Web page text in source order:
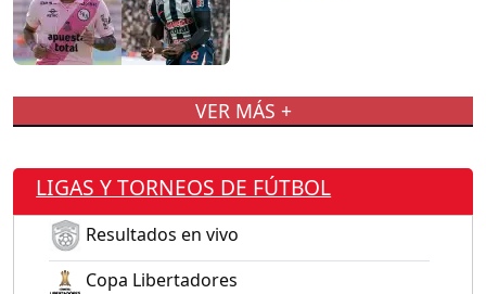
VER MÁS +
LIGAS Y TORNEOS DE FÚTBOL
Resultados en vivo
Copa Libertadores